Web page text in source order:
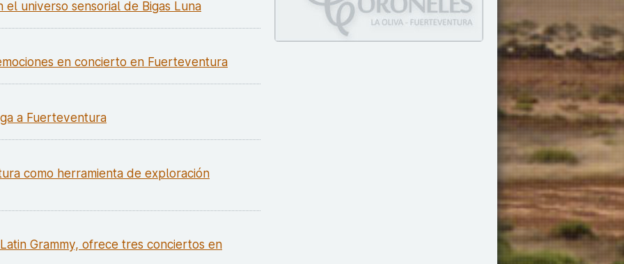
universo sensorial de Bigas Luna
en concierto en Fuerteventura
a Fuerteventura
como herramienta de exploración
Grammy, ofrece tres conciertos en